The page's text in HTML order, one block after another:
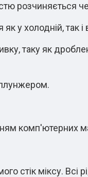
розчиняється
у холодній, так і
таку як
плунжером.
комп'ютерних
стік міксу. Всі